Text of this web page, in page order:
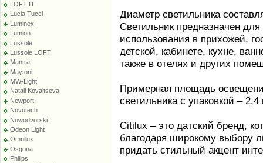
LOFT IT
Lucia Tucci
Luminex
Lumion
Lussole
Lussole LOFT
Mantra
Maytoni
MW-Light
Natali Kovaltseva
Newport
Novotech
Nowodvorski
Odeon Light
Omnilux
Osgona
Philips
Диаметр светильника
Светильник предназначен
использования в прихожей,
детской, кабинете, кухне,
также в отелях и других
Примерная площадь
светильника с упаковкой – 2,4
Citilux – это датский бренд,
благодаря широкому выбору
придать стильный акцент